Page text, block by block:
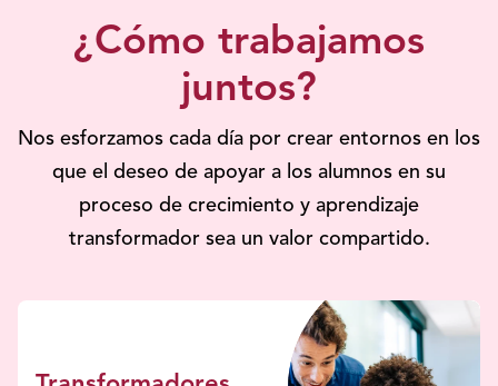
¿Cómo trabajamos
juntos?
Nos esforzamos cada día por crear entornos en los
que el deseo de apoyar a los alumnos en su
proceso de crecimiento y aprendizaje
transformador sea un valor compartido.